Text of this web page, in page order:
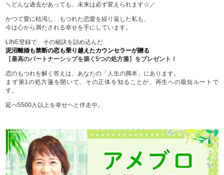
＼どんな過去があっても、未来は必ず変えられます☆／
かつて愛に枯渇し、もつれた恋愛を繰り返した私も、
今は心から満たされる幸せを手にしています。
LINE登録で、その秘訣を詰め込んだ
泥沼離婚も禁断の恋も乗り越えたカウンセラーが贈る
【最高のパートナーシップを築く5つの処方箋】 をプレゼント！
恋のもつれを解く答えは、あなたの「人生の脚本」にあります。
まず第1の処方箋を開いて、その正体を知ることが、再生への最短ルートで
す。
延べ5500人以上を幸せヘと伴走中。